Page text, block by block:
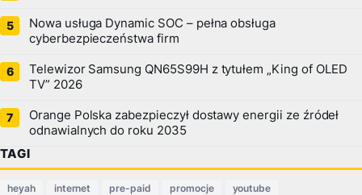
Nowa usługa Dynamic SOC – pełna obsługa
cyberbezpieczeństwa firm
Telewizor Samsung QN65S99H z tytułem „King of OLED
TV” 2026
Orange Polska zabezpieczył dostawy energii ze źródeł
odnawialnych do roku 2035
TAGI
heyah internet pre-paid promocje youtube